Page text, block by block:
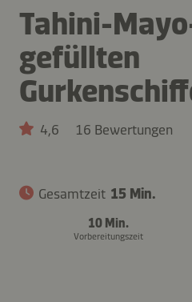
Tahini-
gefüllten
4,6 16 Bewertungen
Gesamtzeit 15 Min.
10 Min.
Vorbereitungszeit